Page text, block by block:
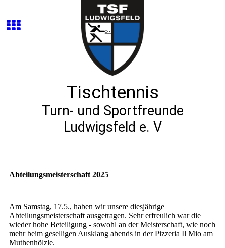
Tischtennis
Turn- und Sportfreunde
Ludwigsfeld e. V
Abteilungsmeisterschaft 2025
Am Samstag, 17.5., haben wir unsere diesjährige
Abteilungsmeisterschaft ausgetragen. Sehr erfreulich war die
wieder hohe Beteiligung - sowohl an der Meisterschaft, wie noch
mehr beim geselligen Ausklang abends in der Pizzeria Il Mio am
Muthenhölzle.